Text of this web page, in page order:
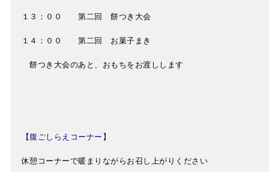
１３：００ 第二回 餅つき大会
１４：００ 第二回 お菓子まき
餅つき大会のあと、おもちをお渡しします
【腹ごしらえコーナー】
休憩コーナーで暖まりながらお召し上がりください